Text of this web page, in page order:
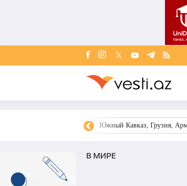
Южный Кавказ, Грузия,
В МИРЕ